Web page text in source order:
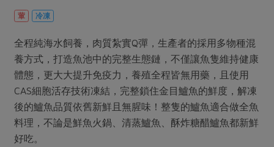
防災用品
最新產品
優惠專區
素食專區
樂齡友善
養身食補
節慶大餐
高麗菜海鮮煎餅
把最好的台灣味帶回家！
典藏閱覽室
最新消息
下載專區
地區活動
社務會議 地區活動
活動報下載
葷 冷凍
全程純海水飼養，肉質紮實Q彈，生產者的採用多物種混
養方式，打造魚池中的完整生態鏈，不僅讓魚隻維持健康
體態，更大大提升免疫力，養殖全程皆無用藥，且使用
CAS細胞活存技術凍結，完整鎖住金目鱸魚的鮮度，解凍
後的鱸魚品質依舊新鮮且無腥味！整隻的鱸魚適合做全魚
料理，不論是鮮魚火鍋、清蒸鱸魚、酥炸糖醋鱸魚都新鮮
好吃。